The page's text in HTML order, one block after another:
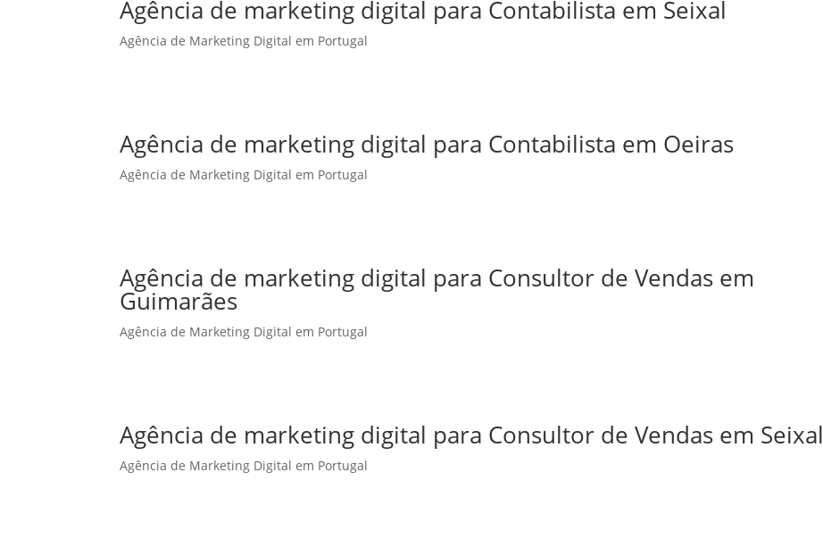
Agência de marketing digital para Contabilista em Seixal
Agência de Marketing Digital em Portugal
Agência de marketing digital para Contabilista em Oeiras
Agência de Marketing Digital em Portugal
Agência de marketing digital para Consultor de Vendas em
Guimarães
Agência de Marketing Digital em Portugal
Agência de marketing digital para Consultor de Vendas em Seixal
Agência de Marketing Digital em Portugal